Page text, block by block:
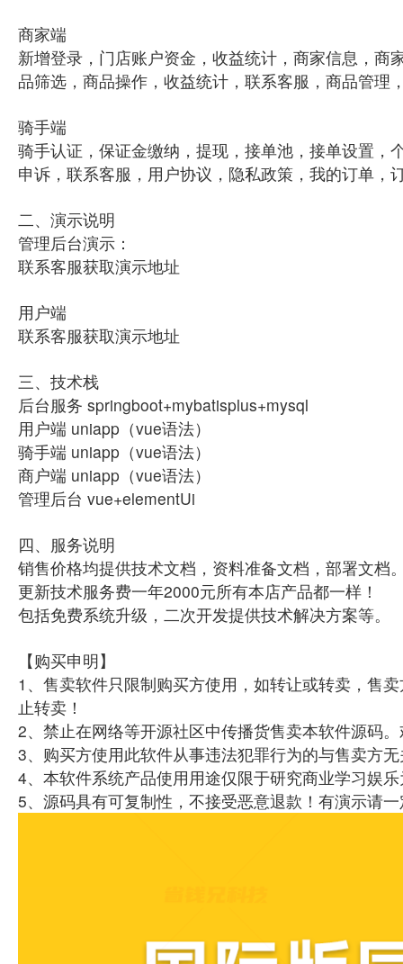
商家端
新增登录，门店账户资金，收益统计，商家信息，
品筛选，商品操作，收益统计，联系客服，商品管
骑手端
骑手认证，保证金缴纳，提现，接单池，接单设置
申诉，联系客服，用户协议，隐私政策，我的订单
二、演示说明
管理后台演示：
联系客服获取演示地址
用户端
联系客服获取演示地址
三、技术栈
后台服务 springboot+mybatisplus+mysql
用户端 uniapp（vue语法）
骑手端 uniapp（vue语法）
商户端 uniapp（vue语法）
管理后台 vue+elementUi
四、服务说明
销售价格均提供技术文档，资料准备文档，部署文档
更新技术服务费一年2000元所有本店产品都一样！
包括免费系统升级，二次开发提供技术解决方案等。
【购买申明】
1、售卖软件只限制购买方使用，如转让或转卖，售
止转卖！
2、禁止在网络等开源社区中传播货售卖本软件源码
3、购买方使用此软件从事违法犯罪行为的与售卖方
4、本软件系统产品使用用途仅限于研究商业学习娱
5、源码具有可复制性，不接受恶意退款！有演示请